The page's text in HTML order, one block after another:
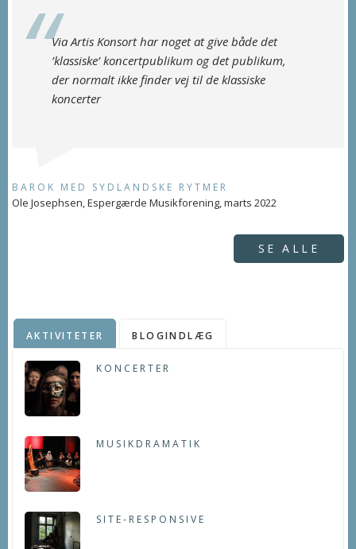
Via Artis Konsort har noget at give både det
’klassiske’ koncertpublikum og det publikum,
der normalt ikke finder vej til de klassiske
koncerter
BAROK MED SYDLANDSKE RYTMER
Ole Josephsen, Espergærde Musikforening, marts 2022
SE ALLE
AKTIVITETER BLOGINDLÆG
KONCERTER
MUSIKDRAMATIK
SITE-RESPONSIVE